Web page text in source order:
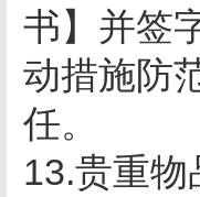
书】并签
动措施防
任。
13.贵重